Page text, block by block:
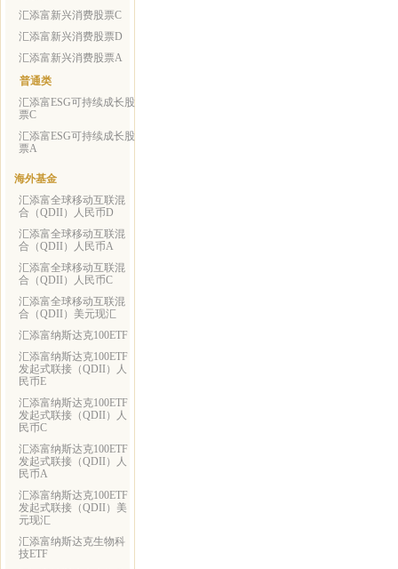
汇添富新兴消费股票C
汇添富新兴消费股票D
汇添富新兴消费股票A
普通类
汇添富ESG可持续成长股
票C
汇添富ESG可持续成长股
票A
海外基金
汇添富全球移动互联混
合（QDII）人民币D
汇添富全球移动互联混
合（QDII）人民币A
汇添富全球移动互联混
合（QDII）人民币C
汇添富全球移动互联混
合（QDII）美元现汇
汇添富纳斯达克100ETF
汇添富纳斯达克100ETF
发起式联接（QDII）人
民币E
汇添富纳斯达克100ETF
发起式联接（QDII）人
民币C
汇添富纳斯达克100ETF
发起式联接（QDII）人
民币A
汇添富纳斯达克100ETF
发起式联接（QDII）美
元现汇
汇添富纳斯达克生物科
技ETF